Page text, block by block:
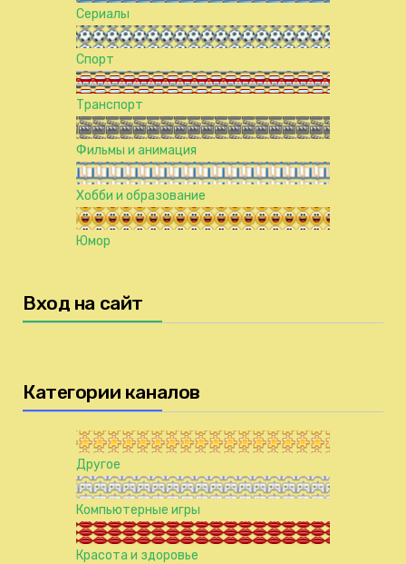
Сериалы
Спорт
Транспорт
Фильмы и анимация
Хобби и образование
Юмор
Вход на сайт
Категории каналов
Другое
Компьютерные игры
Красота и здоровье